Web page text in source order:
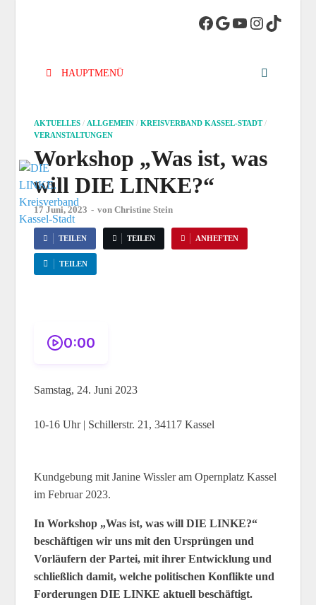
Kreisverband
Kassel-Stadt
HAUPTMENÜ
AKTUELLES / ALLGEMEIN /KREISVERBAND KASSEL-STADT/
VERANSTALTUNGEN
Workshop „Was ist, was
will DIE LINKE?“
17 Juni, 2023 - vonChristine Stein
TEILEN TEILEN ANHEFTEN
TEILEN
0:00
Samstag, 24. Juni 2023
10-16 Uhr | Schillerstr. 21, 34117 Kassel
Kundgebung mit Janine Wissler am Opernplatz Kassel
im Februar 2023.
In Workshop „Was ist, was will DIE LINKE?“
beschäftigen wir uns mit den Ursprüngen und
Vorläufern der Partei, mit ihrer Entwicklung und
schließlich damit, welche politischen Konflikte und
Forderungen DIE LINKE aktuell beschäftigt.